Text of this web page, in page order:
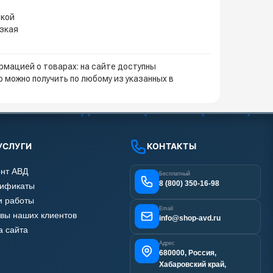
о товарах: на сайте доступны
получить по любому из указанных в
АВД
работы
наших клиентов
сайта
КОНТАКТЫ
Бесплатный
8 (800) 350-16-98
Email
info@shop-avd.ru
Адрес
680000, Россия,
Хабаровский край,